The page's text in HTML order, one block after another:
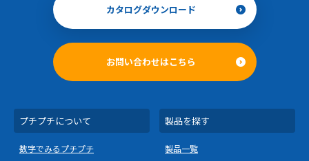
カタログダウンロード
お問い合わせはこちら
プチプチについて
数字でみるプチプチ
製品を探す
製品一覧